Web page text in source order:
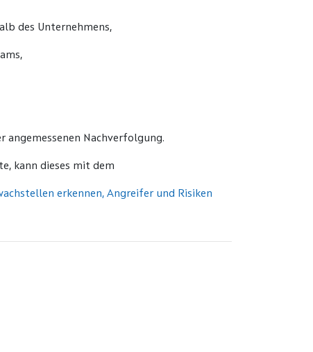
des Unternehmens,
angemessenen Nachverfolgung.
kann dieses mit dem
erkennen, Angreifer und Risiken